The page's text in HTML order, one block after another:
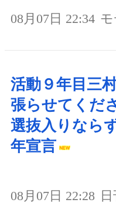
08月07日 22:34
活動９年目三
張らせてくだ
選抜入りなら
年宣言
08月07日 22:28